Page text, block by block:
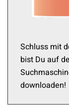
Schluss mit
bist Du auf
downloaden!